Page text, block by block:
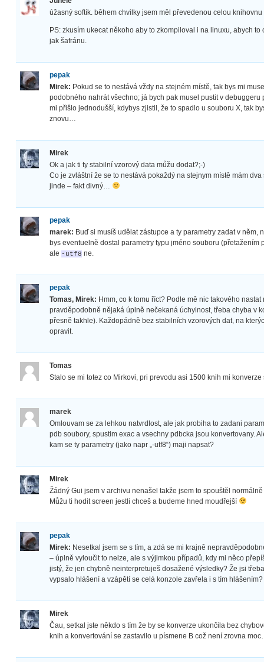
úžasný softík. během chvilky jsem měl převedenou celou knihovnu
PS: zkusím ukecat někoho aby to zkompiloval i na linuxu, abych
jak šafránu.
pepak
Mirek: Pokud se to nestává vždy na stejném místě, tak bys mi
podobného nahrát všechno; já bych pak musel pustit v
mi přišlo jednodušší, kdybys zjistil, že to spadlo u souboru X, tak
znovu…
Mirek
Ok a jak ti ty stabilní vzorový data můžu dodat?;-)
Co je zvláštní že se to nestává pokaždý na stejnym místě mám
jinde – fakt divný…
pepak
marek: Buď si musíš udělat zástupce a ty parametry zadat v něm,
bys eventuelně dostal parametry typu jméno souboru
ale -utf8 ne.
pepak
Tomas, Mirek: Hmm, co k tomu říct? Podle mě nic takového
pravděpodobně nějaká úplně nečekaná úchylnost, třeba chyba v
přesně takhle). Každopádně bez stabilních vzorových dat, na
opravit.
Tomas
Stalo se mi totez co Mirkovi, pri prevodu asi 1500 knih mi
marek
Omlouvam se za lehkou natvrdlost, ale jak probiha to zadani
pdb soubory, spustim exac a vsechny pdbcka jsou konvertovany.
kam se ty parametry (jako napr „-utf8“) maji napsat?
Mirek
Žádný Gui jsem v archivu nenašel takže jsem to spouštěl
Můžu ti hodit screen jestli chceš a budeme hned moudřejší
pepak
Mirek: Nesetkal jsem se s tím, a zdá se mi krajně
– úplně vyloučit to nelze, ale s výjimkou případů, kdy mi něco
jistý, že jen chybně neinterpretuješ dosažené výsledky? Že jsi
vypsalo hlášení a vzápětí se celá konzole zavřela i s tím hlášením?
Mirek
Čau, setkal jste někdo s tím že by se konverze ukončila bez
knih a konvertování se zastavilo u písmene B což není zrovna